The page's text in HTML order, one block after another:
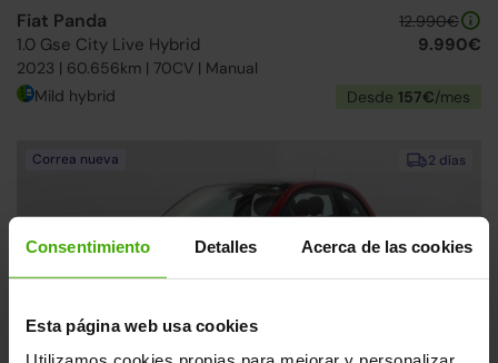
Consentimiento Detalles Acerca de las cookies
Esta página web usa cookies
Fiat Panda
1.0 Gse City Live Hybrid
2023 | 60.656km | 70CV | Manual
12.990€
9.990€
Mild hybrid Desde 157€/mes
2 días
Correa nueva